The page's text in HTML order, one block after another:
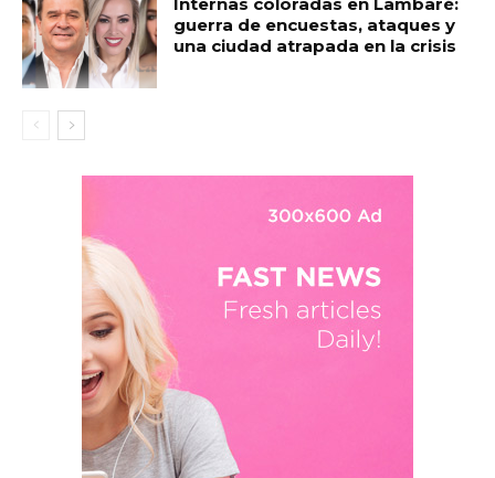
Internas coloradas en Lambaré:
guerra de encuestas, ataques y
una ciudad atrapada en la crisis